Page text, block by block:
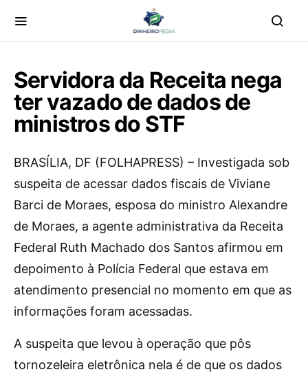
Servidora da Receita nega
ter vazado de dados de
ministros do STF
BRASÍLIA, DF (FOLHAPRESS) – Investigada sob
suspeita de acessar dados fiscais de Viviane
Barci de Moraes, esposa do ministro Alexandre
de Moraes, a agente administrativa da Receita
Federal Ruth Machado dos Santos afirmou em
depoimento à Polícia Federal que estava em
atendimento presencial no momento em que as
informações foram acessadas.
A suspeita que levou à operação que pôs
tornozeleira eletrônica nela é de que os dados